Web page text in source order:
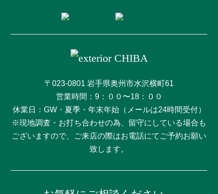
〒023-0801 岩手県奥州市水沢横町61
営業時間：9：００〜18：００
休業日：GW・夏季・年末年始（メールは24時間受付）
※現地調査・お打ち合わせの為、留守にしている場合も
ございますので、ご来店の際はお電話にてご予約お願い
致します。